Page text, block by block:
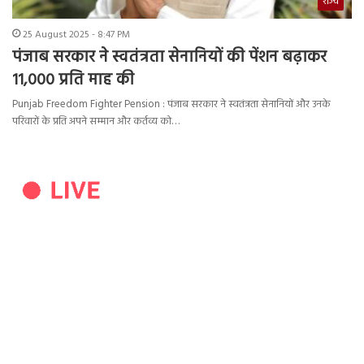
25 August 2025 - 8:47 PM
पंजाब सरकार ने स्वतंत्रता सेनानियों की पेंशन बढ़ाकर
11,000 प्रति माह की
Punjab Freedom Fighter Pension : पंजाब सरकार ने स्वतंत्रता सेनानियों और उनके
परिवारों के प्रति अपने सम्मान और कर्तव्य को…